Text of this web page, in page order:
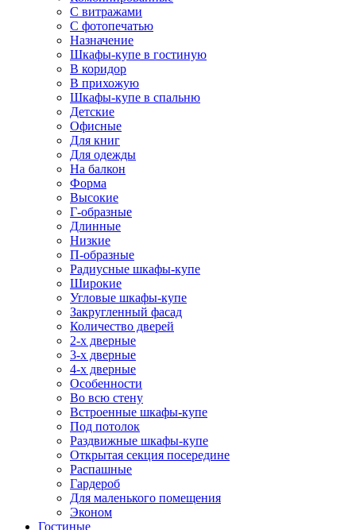
С витражами
С фотопечатью
Назначение
Шкафы-купе в гостиную
В коридор
В прихожую
Шкафы-купе в спальню
Детские
Офисные
Для книг
Для одежды
На балкон
Форма
Высокие
Г-образные
Длинные
Низкие
П-образные
Радиусные шкафы-купе
Широкие
Угловые шкафы-купе
Закругленный фасад
Количество дверей
2-х дверные
3-х дверные
4-х дверные
Особенности
Во всю стену
Встроенные шкафы-купе
Под потолок
Раздвижные шкафы-купе
Открытая секция посередине
Распашные
Гардероб
Для маленького помещения
Эконом
Гостиные